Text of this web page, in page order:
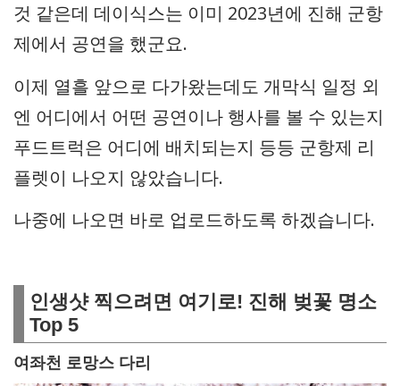
것 같은데 데이식스는 이미 2023년에 진해 군항
제에서 공연을 했군요.
이제 열흘 앞으로 다가왔는데도 개막식 일정 외
엔 어디에서 어떤 공연이나 행사를 볼 수 있는지
푸드트럭은 어디에 배치되는지 등등 군항제 리
플렛이 나오지 않았습니다.
나중에 나오면 바로 업로드하도록 하겠습니다.
인생샷 찍으려면 여기로! 진해 벚꽃 명소
Top 5
여좌천 로망스 다리